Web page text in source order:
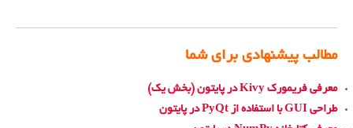
مطالب پیشنهادی برای شما
معرفی فریمورک Kivy در پایتون (بخش یک)
طراحی GUI با استفاده از PyQt در پایتون